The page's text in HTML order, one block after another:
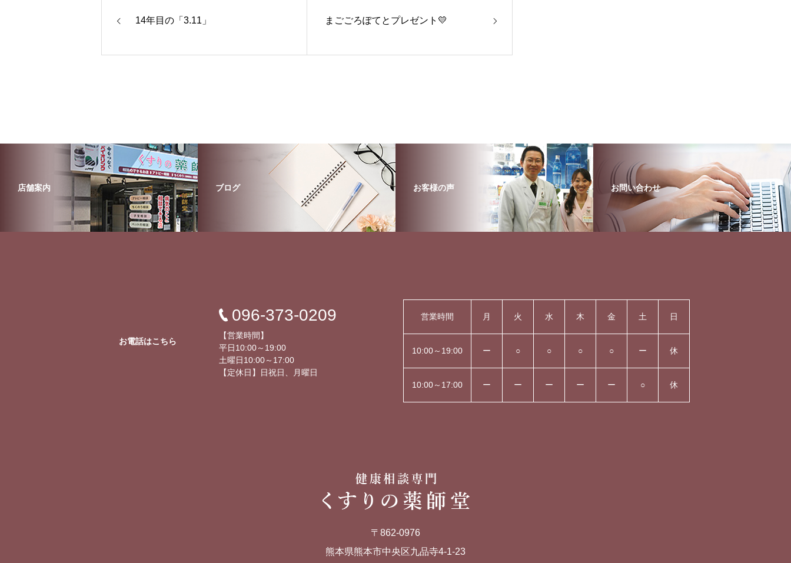
14年目の「3.11」 まごごろぽてとプレゼント💛
店舗案内 ブログ お客様の声 お問い合わせ
お電話はこちら
096-373-0209
【営業時間】
平日10:00～19:00
土曜日10:00～17:00
【定休日】日祝日、月曜日
営業時間 月 火 水 木 金 土 日
10:00～19:00 ー ○ ○ ○ ○ ー 休
10:00～17:00 ー ー ー ー ー ○ 休
〒862-0976
熊本県熊本市中央区九品寺4-1-23